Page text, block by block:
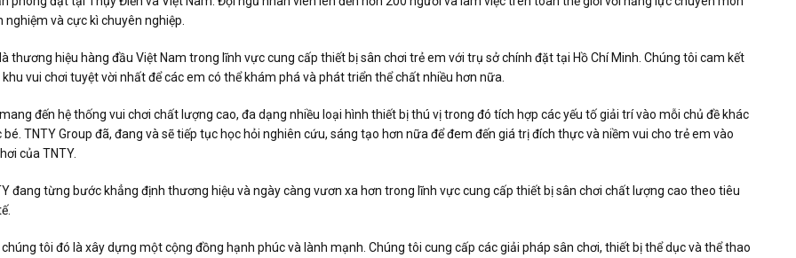
nghiệm và cực kì chuyên nghiệp.
thương hiệu hàng đầu Việt Nam trong lĩnh vực cung cấp thiết bị sân chơi trẻ em với trụ sở chính đặt tại Hồ Chí Minh. Chúng tôi cam kết
vui chơi tuyệt vời nhất để các em có thể khám phá và phát triển thể chất nhiều hơn nữa.
đến hệ thống vui chơi chất lượng cao, đa dạng nhiều loại hình thiết bị thú vị trong đó tích hợp các yếu tố giải trí vào mỗi chủ đề khác
bé. TNTY Group đã, đang và sẽ tiếp tục học hỏi nghiên cứu, sáng tạo hơn nữa để đem đến giá trị đích thực và niềm vui cho trẻ em vào
của TNTY.
đang từng bước khẳng định thương hiệu và ngày càng vươn xa hơn trong lĩnh vực cung cấp thiết bị sân chơi chất lượng cao theo tiêu
tôi đó là xây dựng một cộng đồng hạnh phúc và lành mạnh. Chúng tôi cung cấp các giải pháp sân chơi, thiết bị thể dục và thể thao